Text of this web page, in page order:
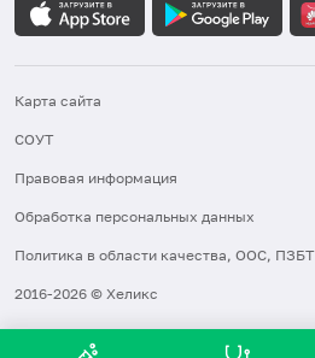
Карта сайта
СОУТ
Правовая информация
Обработка персональных данных
Политика в области качества, ООС, ПЗБТ
2016-2026 © Хеликс